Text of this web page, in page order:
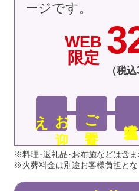
WEB
限定
（税込
お
迎
え ご安置
ージです。
※料理･返礼品･お布施などは含
※火葬料金は別途お客様負担とな